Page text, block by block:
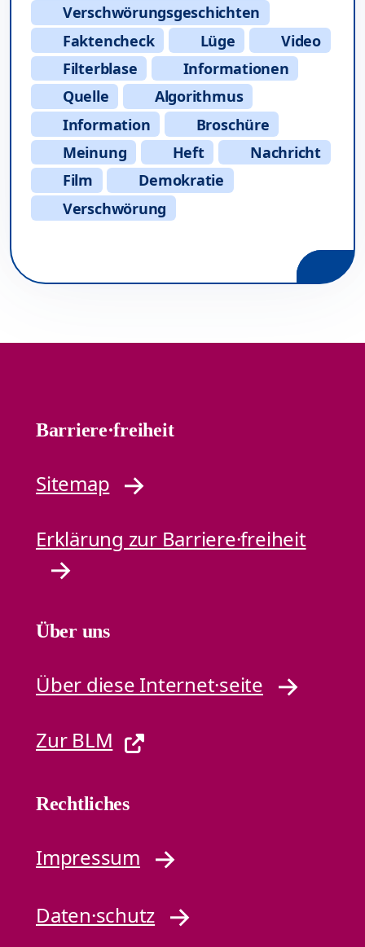
Verschwörungsgeschichten
Faktencheck
Lüge
Video
Filterblase
Informationen
Quelle
Algorithmus
Information
Broschüre
Meinung
Heft
Nachricht
Film
Demokratie
Verschwörung
Barriere·freiheit
Sitemap
Erklärung zur Barriere·freiheit
Über uns
Über diese Internet·seite
Zur BLM
Rechtliches
Impressum
Daten·schutz